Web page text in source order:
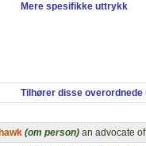
Mere spesifikke uttrykk
Tilhører disse
hawk (om person) an advocate